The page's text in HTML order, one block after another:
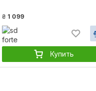
₴ 1 099
Купить